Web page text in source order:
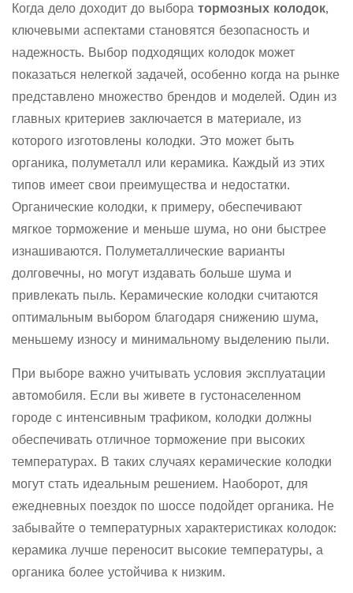
Когда дело доходит до выбора тормозных колодок,
ключевыми аспектами становятся безопасность и
надежность. Выбор подходящих колодок может
показаться нелегкой задачей, особенно когда на рынке
представлено множество брендов и моделей. Один из
главных критериев заключается в материале, из
которого изготовлены колодки. Это может быть
органика, полуметалл или керамика. Каждый из этих
типов имеет свои преимущества и недостатки.
Органические колодки, к примеру, обеспечивают
мягкое торможение и меньше шума, но они быстрее
изнашиваются. Полуметаллические варианты
долговечны, но могут издавать больше шума и
привлекать пыль. Керамические колодки считаются
оптимальным выбором благодаря снижению шума,
меньшему износу и минимальному выделению пыли.
При выборе важно учитывать условия эксплуатации
автомобиля. Если вы живете в густонаселенном
городе с интенсивным трафиком, колодки должны
обеспечивать отличное торможение при высоких
температурах. В таких случаях керамические колодки
могут стать идеальным решением. Наоборот, для
ежедневных поездок по шоссе подойдет органика. Не
забывайте о температурных характеристиках колодок:
керамика лучше переносит высокие температуры, а
органика более устойчива к низким.